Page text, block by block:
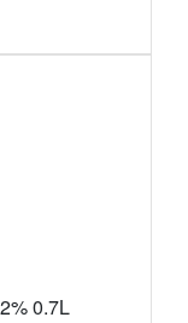
0.7L